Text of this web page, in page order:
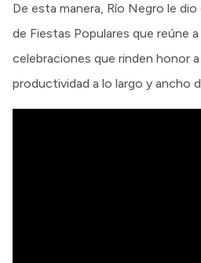
De esta manera, Río Negro le
de Fiestas Populares que reúne
celebraciones que rinden honor
productividad a lo largo y ancho